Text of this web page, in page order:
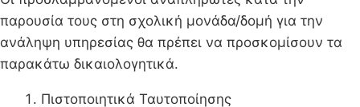
παρουσία τους στη σχολική μονάδα/δομή για την
ανάληψη υπηρεσίας θα πρέπει να προσκομίσουν τα
παρακάτω δικαιολογητικά.
Πιστοποιητικά Ταυτοποίησης